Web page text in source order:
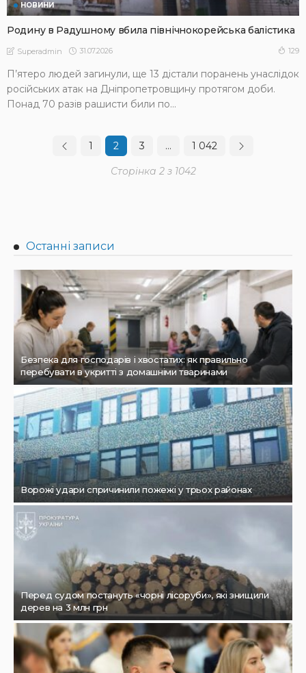
НОВИНИ
Родину в Радушному вбила північнокорейська балістика
Superadmin 31.07.2026 129
П’ятеро людей загинули, ще 13 дістали поранень унаслідок
російських атак на Дніпропетровщину протягом доби.
Понад 70 разів рашисти били по...
1 2 3 … 1 042
Сторінка 2 з 1042
Останні записи
Безпека для господарів і хвостатих: як правильно
перебувати в укритті з домашніми тваринами
Ворожі удари спричинили пожежі у трьох районах
Перед судом постануть «чорні лісоруби», які знищили
дерев на 3 млн грн